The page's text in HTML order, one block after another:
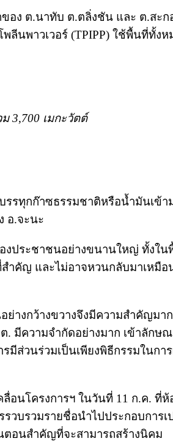
อง ต.นาทับ ต.ตลิ่งชัน และ ต.สะก
ลีนพาวเวอร์ (TPIPP) ใช้พื้นที่ทั้งห
3,700 เมกะวัตต์
รรทุกก๊าซธรรมชาติหรือน้ำมันเข้า
อ.จะนะ
งประชาชนอย่างขนานใหญ่ ทั้งใน
ำคัญ และไม่อาจหวนกลับมาเหมือ
างกว้างขวางจึงมีความสำคัญมา
มีความจำกัดอย่างมาก เข้าลักษ
มีส่วนร่วมเป็นเพียงพิธีกรรมในกา
อนโครงการฯ ในวันที่ 11 ก.ค. ที่ห้
รวบรวมรายชื่อนำไปประกอบการเ
ตอนสำคัญที่จะสามารถสร้างนิคม